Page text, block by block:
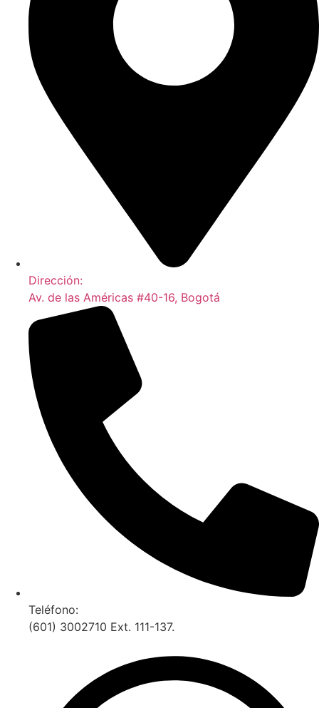
Dirección:
Av. de las Américas #40-16, Bogotá
Teléfono:
(601) 3002710 Ext. 111-137.